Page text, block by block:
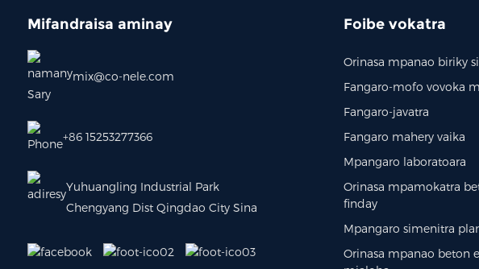
Mifandraisa aminay
mix@co-nele.com
+86 15253277366
Yuhuangling Industrial Park
Chengyang Dist Qingdao City Sina
Foibe vokatra
Orinasa mpanao biriky
Fangaro-mofo vovoka
Fangaro-javatra
Fangaro mahery vaika
Mpangaro laboratoara
Orinasa mpamokatra
finday
Mpangaro simenitra
Orinasa mpanao beton